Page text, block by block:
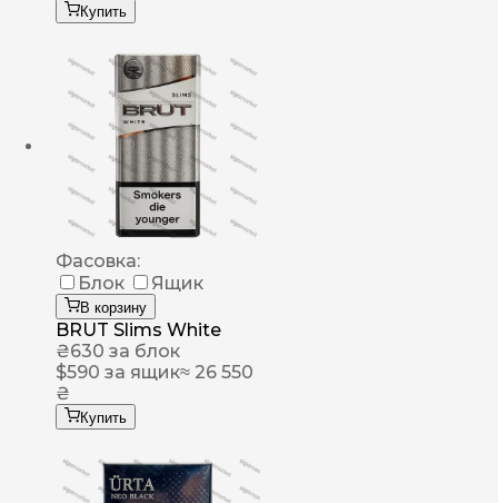
Купить
Фасовка:
Блок
Ящик
В корзину
BRUT Slims White
₴630 за блок
$590 за ящик≈ 26 550
₴
Купить